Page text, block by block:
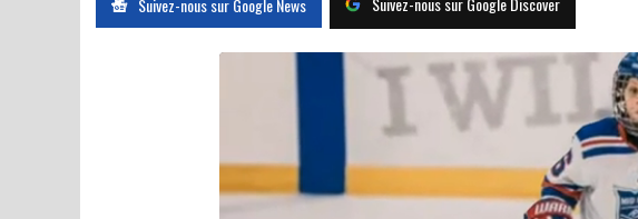
Suivez-nous sur Google News